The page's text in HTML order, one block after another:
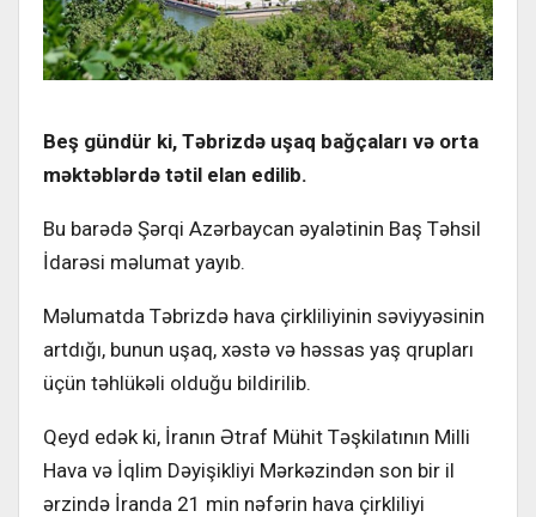
Beş gündür ki, Təbrizdə uşaq bağçaları və orta
məktəblərdə tətil elan edilib.
Bu barədə Şərqi Azərbaycan əyalətinin Baş Təhsil
İdarəsi məlumat yayıb.
Məlumatda Təbrizdə hava çirkliliyinin səviyyəsinin
artdığı, bunun uşaq, xəstə və həssas yaş qrupları
üçün təhlükəli olduğu bildirilib.
Qeyd edək ki, İranın Ətraf Mühit Təşkilatının Milli
Hava və İqlim Dəyişikliyi Mərkəzindən son bir il
ərzində İranda 21 min nəfərin hava çirkliliyi